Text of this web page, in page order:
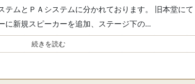
テムとＰＡシステムに分かれております。 旧本堂にて
に新規スピーカーを追加、ステージ下の...
続きを読む